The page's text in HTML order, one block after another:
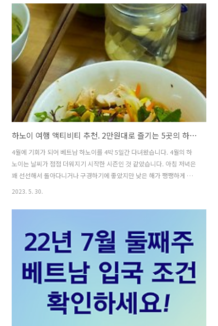
도 잘 나오고 냉장고, 부엌 집기 등 숙식에 필요한 모든 물건들도 준비되
어 있었다. 작게나마 테라스도 있어서 저녁 시간쯤 환기를 시키며 창문을
열어두면 아이들 뛰어노는 소리가 소음처럼 느껴지지도 않고 편안한 마
음을 들게 해줬다. 하노이 숙소 추천. 현지인 스타일 에어비앤비 숙소에
서 4일을 머물다. 베트남 하노이에서 머물렀던 에어비앤비 숙박 후기입
니다. 현지인들이 사..
하노이 여행 액티비티 추천. 2만원대로 즐기는 5곳의 하노이 현지인 맛집 투어 참가 후기입니다
4월에 기회가 되어 베트남 하노이를 4박 5일간 다녀왔습니다. 4월의 하
노이는 날씨가 점점 더워지기 시작한 시즌인 것 같았습니다. 아침 저녁은
꽤 선선해서 돌아다니거나 구경하기에 좋았지만 낮은 해가 쨍쨍하게 뜨
지 않아도 습기와 먼지가 가득한 꽤나 힘든 날씨였습니다. 급하게 결정된
이번 여행은 일정이나 계획에 스트레스를 받지 않는 방향으로 가는 것으
약을 하기로 했습니다. 그렇게 시작한 하노이 여행의 첫 시작은 하노이
시내 중심가에 있는 올드쿼터와 프렌치 쿼터를 걸으며 현지인들에게 유
이 투어를 통해 총..
2023. 5. 30.